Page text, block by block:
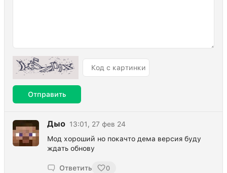
Отправить
Дыо 13:01, 27 фев 24
Мод хороший но покачто дема версия буду
ждать обнову
Ответить 0